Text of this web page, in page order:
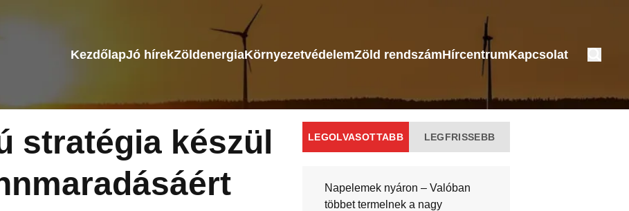
KezdőlapJó hírekZöldenergiaKörnyezetvédelemZöld rendszámHírcentrumKapcsolat
stratégia készül
LEGOLVASOTTABB LEGFRISSEBB
Napelemek nyáron – Valóban
többet termelnek a nagy